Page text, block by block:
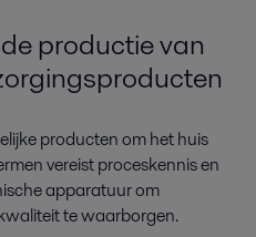
productie van
producten om het huis
vereist proceskennis en
apparatuur om
te waarborgen.